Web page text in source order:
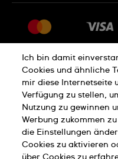
Rückgaberecht
Verkaufs- und
Vertrag widerrufen
Jobs
Ich bin damit
Cookies und ähnliche
mir diese Internetseite
Verfügung zu stellen,
Nutzung zu gewinnen
Werbung zukommen
die Einstellungen
Cookies zu aktivieren
über Cookies zu